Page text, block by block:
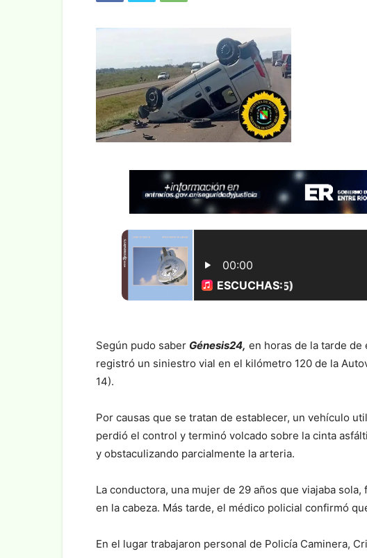
Según pudo saber Génesis24, en horas de la tarde de
registró un siniestro vial en el kilómetro 120 de la
14).
Por causas que se tratan de establecer, un vehículo
perdió el control y terminó volcado sobre la cinta
y obstaculizando parcialmente la arteria.
La conductora, una mujer de 29 años que viajaba
en la cabeza. Más tarde, el médico policial confirmó
En el lugar trabajaron personal de Policía Caminera,